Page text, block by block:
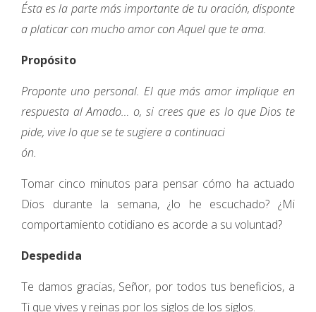
Ésta es la parte más importante de tu oración, disponte
a platicar con mucho amor con Aquel que te ama.
Propósito
Proponte uno personal. El que más amor implique en
respuesta al Amado… o, si crees que es lo que Dios te
pide, vive lo que se te sugiere a continuaci
ón.
Tomar cinco minutos para pensar cómo ha actuado
Dios durante la semana, ¿lo he escuchado? ¿Mi
comportamiento cotidiano es acorde a su voluntad?
Despedida
Te damos gracias, Señor, por todos tus beneficios, a
Ti que vives y reinas por los siglos de los siglos.